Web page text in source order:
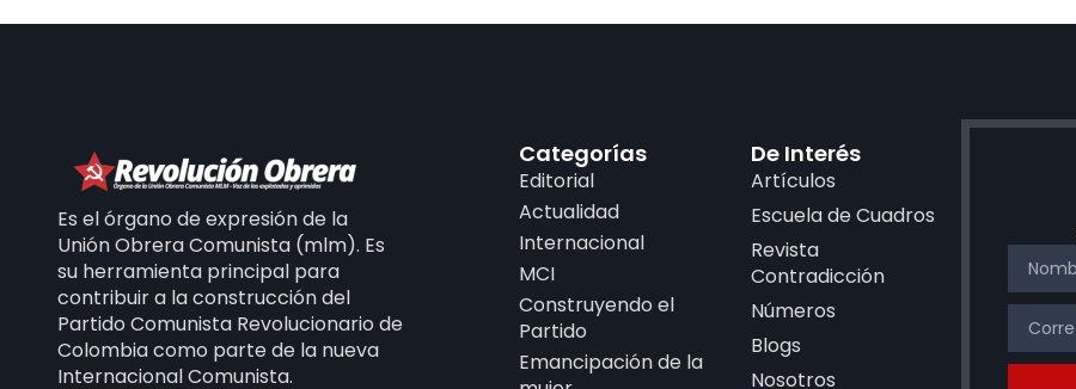
Es el órgano de expresión de la
Unión Obrera Comunista (mlm). Es
su herramienta principal para
contribuir a la construcción del
Partido Comunista Revolucionario de
Colombia como parte de la nueva
Internacional Comunista.
Categorías
Editorial
Actualidad
Internacional
MCI
Construyendo el
Partido
Emancipación de la
De Interés
Artículos
Escuela de Cuadros
Revista
Contradicción
Números
Blogs
Nosotros